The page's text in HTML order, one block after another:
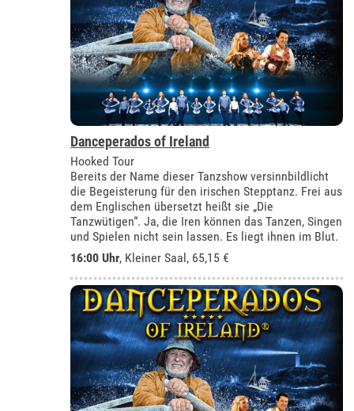
Danceperados of Ireland
Hooked Tour
Bereits der Name dieser Tanzshow versinnbildlicht
die Begeisterung für den irischen Stepptanz. Frei aus
dem Englischen übersetzt heißt sie „Die
Tanzwütigen“. Ja, die Iren können das Tanzen, Singen
und Spielen nicht sein lassen. Es liegt ihnen im Blut.
16:00 Uhr, Kleiner Saal , 65,15 €